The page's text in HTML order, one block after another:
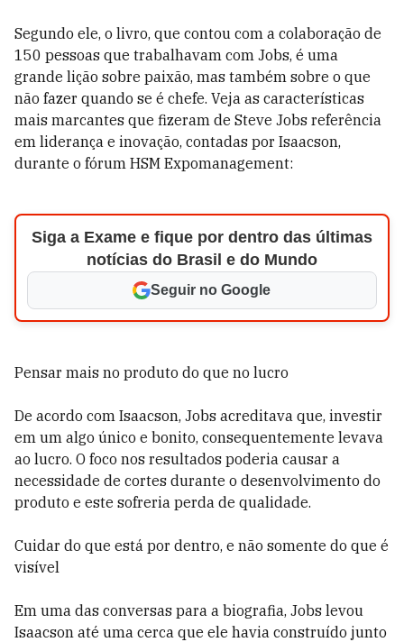
Segundo ele, o livro, que contou com a colaboração de
150 pessoas que trabalhavam com Jobs, é uma
grande lição sobre paixão, mas também sobre o que
não fazer quando se é chefe. Veja as características
mais marcantes que fizeram de Steve Jobs referência
em liderança e inovação, contadas por Isaacson,
durante o fórum HSM Expomanagement:
Siga a Exame e fique por dentro das últimas
notícias do Brasil e do Mundo
Seguir no Google
Pensar mais no produto do que no lucro
De acordo com Isaacson, Jobs acreditava que, investir
em um algo único e bonito, consequentemente levava
ao lucro. O foco nos resultados poderia causar a
necessidade de cortes durante o desenvolvimento do
produto e este sofreria perda de qualidade.
Cuidar do que está por dentro, e não somente do que é
visível
Em uma das conversas para a biografia, Jobs levou
Isaacson até uma cerca que ele havia construído junto